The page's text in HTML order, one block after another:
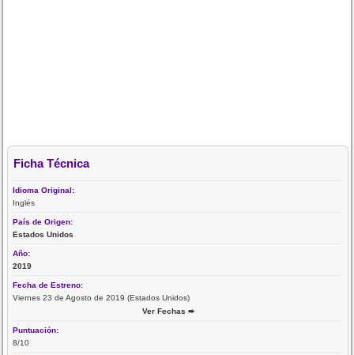
Ficha Técnica
Idioma Original:
Inglés
País de Origen:
Estados Unidos
Año:
2019
Fecha de Estreno:
Viernes 23 de Agosto de 2019 (Estados Unidos)
Ver Fechas ➨
Puntuación:
8/10